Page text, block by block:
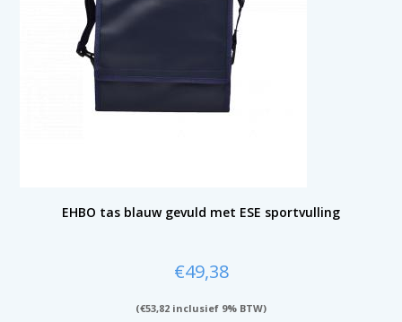
EHBO tas blauw gevuld met ESE sportvulling
€49,38
(€53,82 inclusief 9% BTW)